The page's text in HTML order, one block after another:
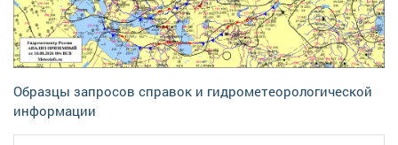
Образцы запросов справок и гидрометеорологической
информации